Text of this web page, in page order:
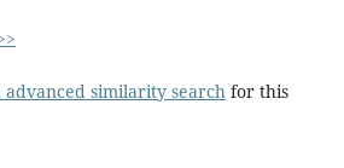
advanced similarity searchfor this